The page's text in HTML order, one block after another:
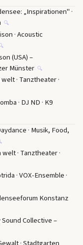
„Inspirationen" ·
🔍
· Acoustic
(USA) –
Münster 🔍
· Tanztheater ·
· DJ ND · K9
· Musik, Food,
· Tanztheater ·
· VOX-Ensemble ·
Konstanz
Sound Collective –